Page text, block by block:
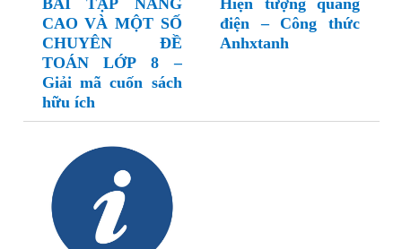
BÀI TẬP NÂNG
CAO VÀ MỘT SỐ
CHUYÊN ĐỀ
TOÁN LỚP 8 –
Giải mã cuốn sách
hữu ích
Hiện tượng quang
điện – Công thức
Anhxtanh